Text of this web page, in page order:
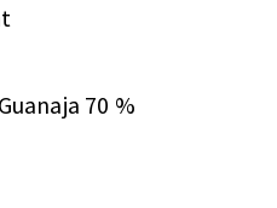
70 %